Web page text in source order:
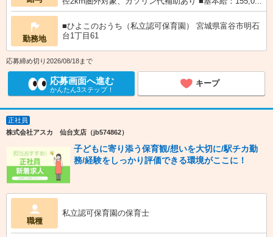
勤務地
■ひよこのおうち（私立認可保育園） 宮城県富谷市明石
台1丁目61
応募締め切り2026/08/18まで
応募画面へ進む
かんたん3ステップ！
キープ
正社員
株式会社アスカ 仙台支店（jb574862）
子どもに寄り添う保育観/想いを大切に/駅チカ勤
務/経験をしっかり評価できる環境がここに！
職種
私立認可保育園の保育士